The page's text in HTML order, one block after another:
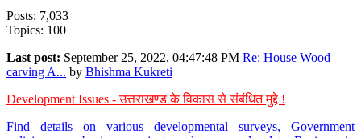
Posts: 7,033
Topics: 100
Last post: September 25, 2022, 04:47:48 PM Re: House Wood
carving A... by Bhishma Kukreti
Development Issues - उत्तराखण्ड के विकास से संबंधित मुद्दे !
Find details on various developmental surveys, Government